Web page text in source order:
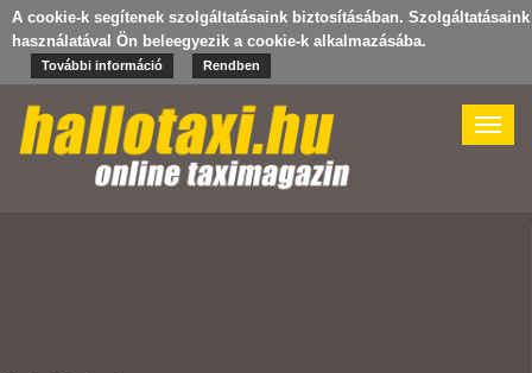
A cookie-k segítenek szolgáltatásaink biztosításában. Szolgáltatásaink
használatával Ön beleegyezik a cookie-k alkalmazásába.
További információ Rendben
Toggle